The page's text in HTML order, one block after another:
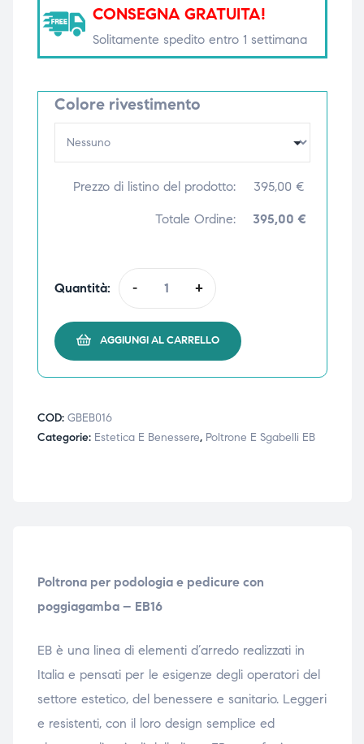
CONSEGNA GRATUITA!
Solitamente spedito entro 1 settimana
Colore rivestimento
Prezzo di listino del prodotto: 395,00 €
Totale Ordine: 395,00 €
Quantità: - +
AGGIUNGI AL CARRELLO
COD: GBEB016
Categorie: Estetica E Benessere, Poltrone E Sgabelli EB
Poltrona per podologia e pedicure con
poggiagamba – EB16
EB è una linea di elementi d’arredo realizzati in
Italia e pensati per le esigenze degli operatori del
settore estetico, del benessere e sanitario. Leggeri
e resistenti, con il loro design semplice ed